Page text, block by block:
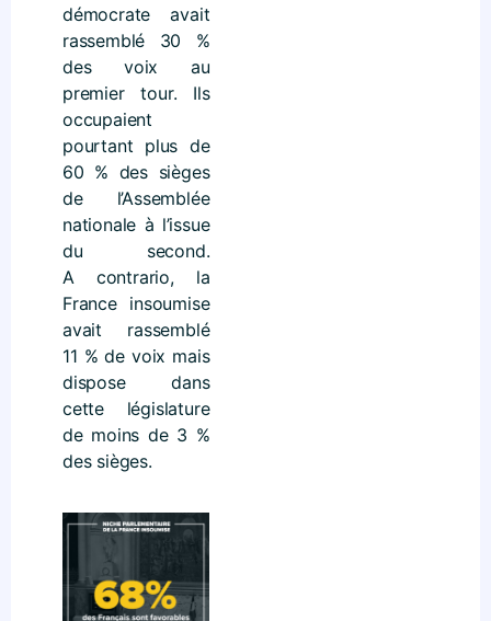
démocrate avait
rassemblé 30 %
des voix au
premier tour. Ils
occupaient
pourtant plus de
60 % des sièges
de l’Assemblée
nationale à l’issue
du second.
A contrario, la
France insoumise
avait rassemblé
11 % de voix mais
dispose dans
cette législature
de moins de 3 %
des sièges.